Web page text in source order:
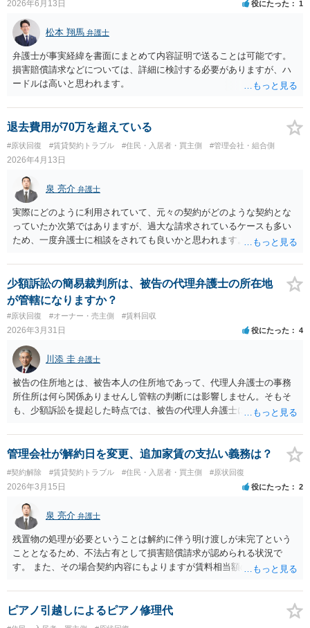
2026年6月13日 役にたった 1
松本 翔馬 弁護士
弁護士が事実経緯を書面にまとめて内容証明で送ることは可能です。
損害賠償請求などについては、詳細に検討する必要がありますが、ハ
ードルは高いと思われます。
退去費用が70万を超えている
#原状回復 #賃貸契約トラブル #住民・入居者・買主側 #管理会社・組合側
2026年4月13日
泉 亮介 弁護士
実際にどのように利用されていて、元々の契約がどのような契約とな
っていたか次第ではありますが、過大な請求されているケースも多い
ため、一度弁護士に相談をされても良いかと思われます。
少額訴訟の簡易裁判所は、被告の代理弁護士の所在地
が管轄になりますか？
#原状回復 #オーナー・売主側 #賃料回収
2026年3月31日 役にたった 4
川添 圭 弁護士
被告の住所地とは、被告本人の住所地であって、代理人弁護士の事務
所住所は何ら関係ありませんし管轄の判断には影響しません。そもそ
も、少額訴訟を提起した時点では、被告の代理人弁護士には民事訴訟
管理会社が解約日を変更、追加家賃の支払い義務は？
#契約解除 #賃貸契約トラブル #住民・入居者・買主側 #原状回復
2026年3月15日 役にたった 2
泉 亮介 弁護士
残置物の処理が必要ということは解約に伴う明け渡しが未完了という
こととなるため、不法占有として損害賠償請求が認められる状況で
す。 また、その場合契約内容にもよりますが賃料相当額の二倍程度ま
ピアノ引越しによるピアノ修理代